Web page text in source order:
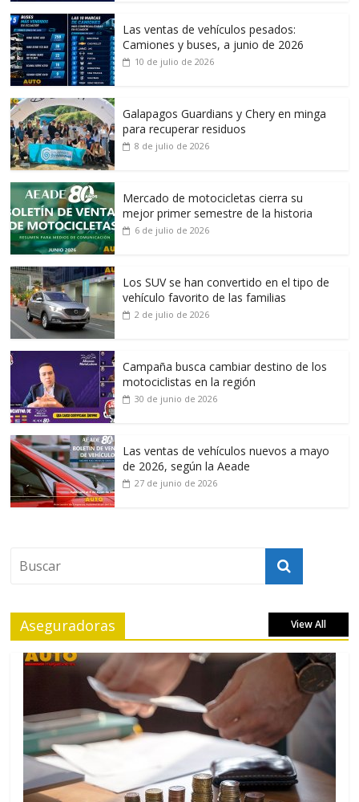
Las ventas de vehículos pesados:
Camiones y buses, a junio de 2026
10 de julio de 2026
Galapagos Guardians y Chery en minga
para recuperar residuos
8 de julio de 2026
Mercado de motocicletas cierra su
mejor primer semestre de la historia
6 de julio de 2026
Los SUV se han convertido en el tipo de
vehículo favorito de las familias
2 de julio de 2026
Campaña busca cambiar destino de los
motociclistas en la región
30 de junio de 2026
Las ventas de vehículos nuevos a mayo
de 2026, según la Aeade
27 de junio de 2026
Aseguradoras View All